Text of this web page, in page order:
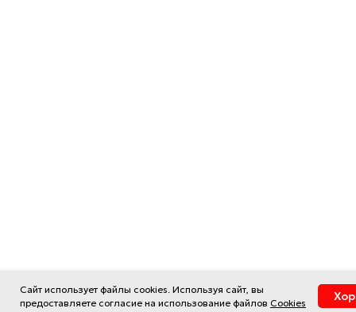
Сайт использует файлы cookies. Используя сайт, вы
предоставляете согласие на использование файлов Cookies